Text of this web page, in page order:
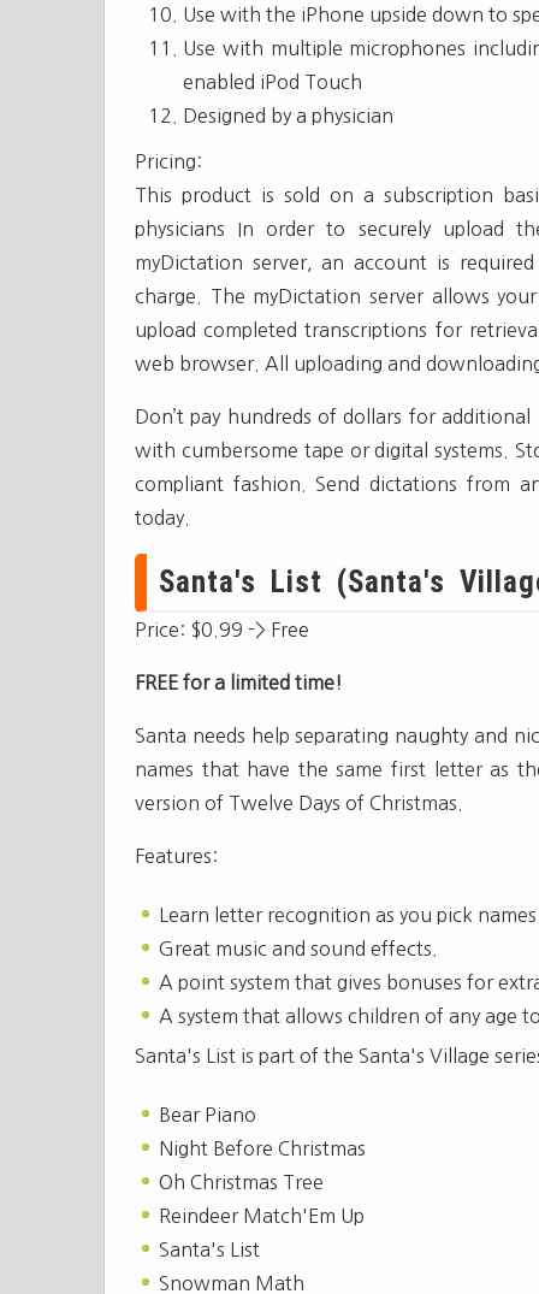
Use with the iPhone upside down to
Use with multiple microphones
enabled iPod Touch
Designed by a physician
Pricing:
This product is sold on a subscription
physicians In order to securely upload
myDictation server, an account is
charge. The myDictation server allows
upload completed transcriptions for
web browser. All uploading and
Don’t pay hundreds of dollars for
with cumbersome tape or digital systems.
compliant fashion. Send dictations from
today.
Santa's List (Santa's
Price: $0.99 -> Free
FREE for a limited time!
Santa needs help separating naughty and
names that have the same first letter as
version of Twelve Days of Christmas.
Features:
Learn letter recognition as you pick
Great music and sound effects.
A point system that gives bonuses for
A system that allows children of any age
Santa's List is part of the Santa's Village
Bear Piano
Night Before Christmas
Oh Christmas Tree
Reindeer Match'Em Up
Santa's List
Snowman Math